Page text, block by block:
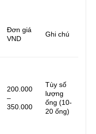
Đơn giá
VND
Ghi chú
200.000
–
350.000
Tùy số
lượng
ống (10-
20 ống)